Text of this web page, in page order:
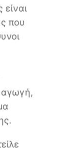
είναι
που
αγωγή,